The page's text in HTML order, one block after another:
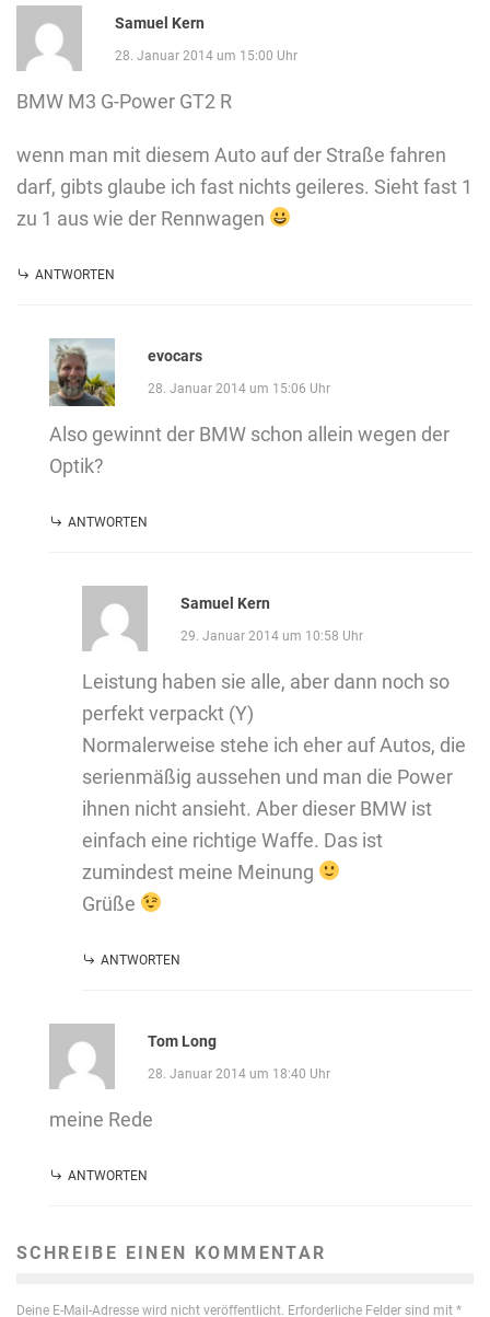
Samuel Kern
28. Januar 2014 um 15:00 Uhr
BMW M3 G-Power GT2 R
wenn man mit diesem Auto auf der Straße fahren
darf, gibts glaube ich fast nichts geileres. Sieht fast 1
zu 1 aus wie der Rennwagen
ANTWORTEN
evocars
28. Januar 2014 um 15:06 Uhr
Also gewinnt der BMW schon allein wegen der
Optik?
ANTWORTEN
Samuel Kern
29. Januar 2014 um 10:58 Uhr
Leistung haben sie alle, aber dann noch so
perfekt verpackt (Y)
Normalerweise stehe ich eher auf Autos, die
serienmäßig aussehen und man die Power
ihnen nicht ansieht. Aber dieser BMW ist
einfach eine richtige Waffe. Das ist
zumindest meine Meinung
Grüße
ANTWORTEN
Tom Long
28. Januar 2014 um 18:40 Uhr
meine Rede
ANTWORTEN
SCHREIBE EINEN KOMMENTAR
Deine E-Mail-Adresse wird nicht veröffentlicht. Erforderliche Felder sind mit *